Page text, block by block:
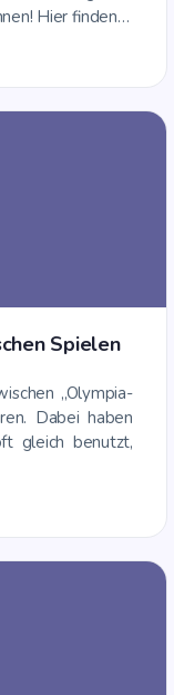
Hier finden…
Spielen
„Olym­pia­
Dabei haben
gleich benutzt,